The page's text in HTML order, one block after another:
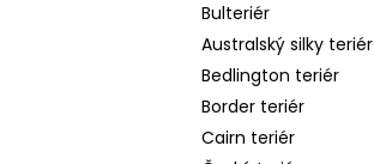
Bulteriér
Australský silky teriér
Bedlington teriér
Border teriér
Cairn teriér